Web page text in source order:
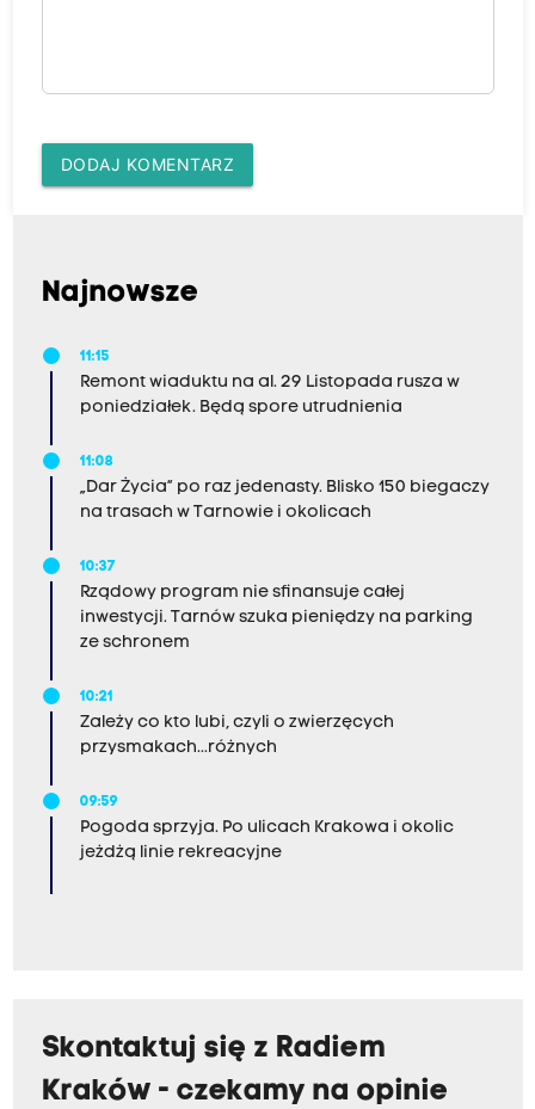
DODAJ KOMENTARZ
Najnowsze
11:15
Remont wiaduktu na al. 29 Listopada rusza w
poniedziałek. Będą spore utrudnienia
11:08
„Dar Życia” po raz jedenasty. Blisko 150 biegaczy
na trasach w Tarnowie i okolicach
10:37
Rządowy program nie sfinansuje całej
inwestycji. Tarnów szuka pieniędzy na parking
ze schronem
10:21
Zależy co kto lubi, czyli o zwierzęcych
przysmakach...różnych
09:59
Pogoda sprzyja. Po ulicach Krakowa i okolic
jeżdżą linie rekreacyjne
Skontaktuj się z Radiem
Kraków - czekamy na opinie